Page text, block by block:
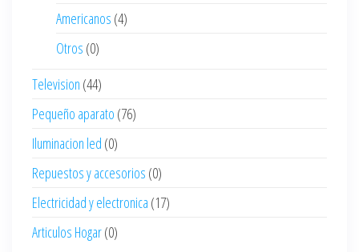
Americanos (4)
Otros (0)
Television (44)
Pequeño aparato (76)
Iluminacion led (0)
Repuestos y accesorios (0)
Electricidad y electronica (17)
Articulos Hogar(0)